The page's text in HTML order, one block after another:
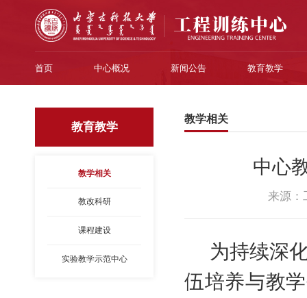
首页 中心概况 新闻公告 教育教学
教育教学
教学相关
教改科研
课程建设
实验教学示范中心
教学相关
中心
来源：
为持续深
伍培养与教